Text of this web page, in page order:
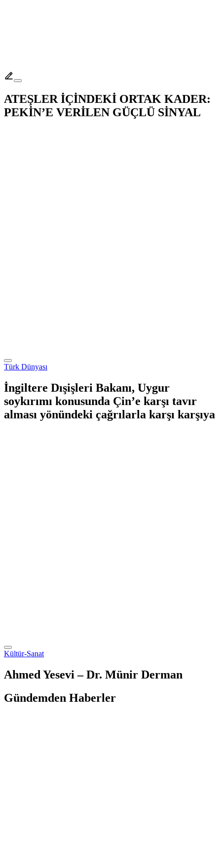
ATEŞLER İÇİNDEKİ ORTAK KADER:
PEKİN’E VERİLEN GÜÇLÜ SİNYAL
Türk Dünyası
İngiltere Dışişleri Bakanı, Uygur
soykırımı konusunda Çin’e karşı tavır
alması yönündeki çağrılarla karşı karşıya
Kültür-Sanat
Ahmed Yesevi – Dr. Münir Derman
Gündemden Haberler